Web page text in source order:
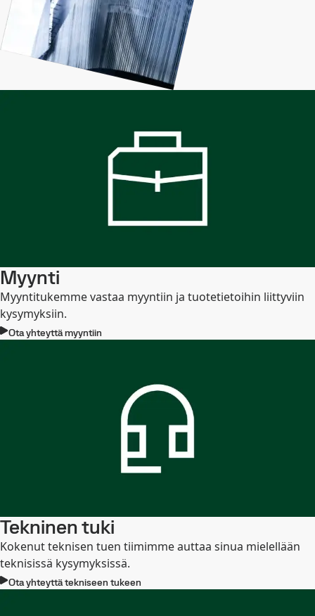
Myynti
Myyntitukemme vastaa myyntiin ja tuotetietoihin liittyviin
kysymyksiin.
Ota yhteyttä myyntiin
Tekninen tuki
Kokenut teknisen tuen tiimimme auttaa sinua mielellään
teknisissä kysymyksissä.
Ota yhteyttä tekniseen tukeen